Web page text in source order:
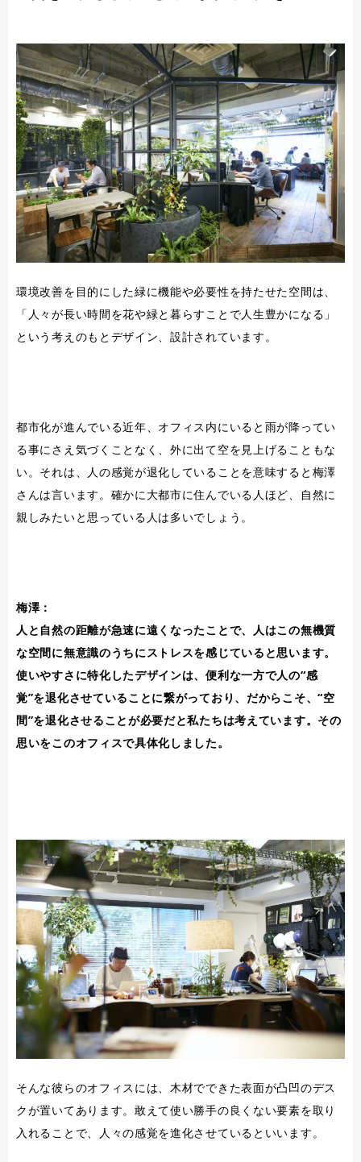
環境改善を目的にした緑に機能や必要性を持たせた空間は、
「人々が長い時間を花や緑と暮らすことで人生豊かになる」
という考えのもとデザイン、設計されています。
都市化が進んでいる近年、オフィス内にいると雨が降ってい
る事にさえ気づくことなく、外に出て空を見上げることもな
い。それは、人の感覚が退化していることを意味すると梅澤
さんは言います。確かに大都市に住んでいる人ほど、自然に
親しみたいと思っている人は多いでしょう。
梅澤：
人と自然の距離が急速に遠くなったことで、人はこの無機質
な空間に無意識のうちにストレスを感じていると思います。
使いやすさに特化したデザインは、便利な一方で人の“感
覚”を退化させていることに繋がっており、だからこそ、“空
間”を退化させることが必要だと私たちは考えています。その
思いをこのオフィスで具体化しました。
そんな彼らのオフィスには、木材でできた表面が凸凹のデス
クが置いてあります。敢えて使い勝手の良くない要素を取り
入れることで、人々の感覚を進化させているといいます。